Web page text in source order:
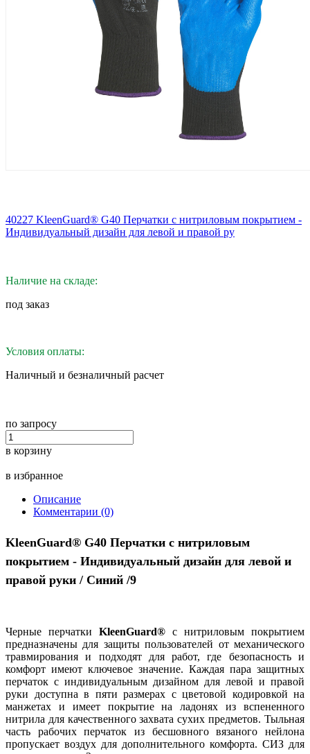
40227 KleenGuard® G40 Перчатки с нитриловым покрытием -
Индивидуальный дизайн для левой и правой ру
Наличие на складе:
под заказ
Условия оплаты:
Наличный и безналичный расчет
по запросу
в корзину
в избранное
Описание
Комментарии (0)
KleenGuard® G40 Перчатки с нитриловым
покрытием - Индивидуальный дизайн для левой и
правой руки / Синий /9
Черные перчатки KleenGuard® с нитриловым покрытием
предназначены для защиты пользователей от механического
травмирования и подходят для работ, где безопасность и
комфорт имеют ключевое значение. Каждая пара защитных
перчаток с индивидуальным дизайном для левой и правой
руки доступна в пяти размерах с цветовой кодировкой на
манжетах и имеет покрытие на ладонях из вспененного
нитрила для качественного захвата сухих предметов. Тыльная
часть рабочих перчаток из бесшовного вязаного нейлона
пропускает воздух для дополнительного комфорта. СИЗ для